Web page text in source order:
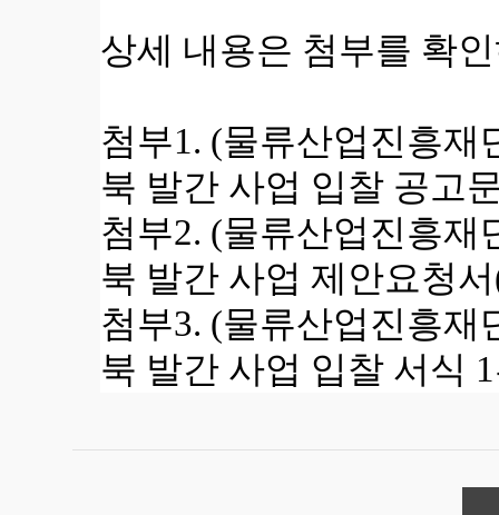
상세 내용은 첨부를 확
첨부1. (물류산업진흥재
북 발간 사업 입찰 공고
첨부2. (물류산업진흥재
북 발간 사업 제안요청서
첨부3. (물류산업진흥재
북 발간 사업 입찰 서식